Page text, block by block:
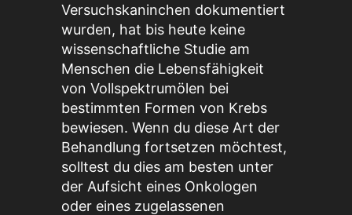
Versuchskaninchen dokumentiert
wurden, hat bis heute keine
wissenschaftliche Studie am
Menschen die Lebensfähigkeit
von Vollspektrumölen bei
bestimmten Formen von Krebs
bewiesen. Wenn du diese Art der
Behandlung fortsetzen möchtest,
solltest du dies am besten unter
der Aufsicht eines Onkologen
oder eines zugelassenen